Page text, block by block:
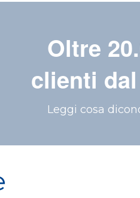
Oltre
clienti
Leggi cosa